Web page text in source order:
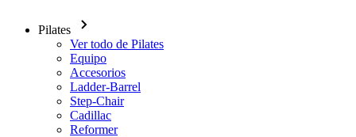
Pilates
Ver todo de Pilates
Equipo
Accesorios
Ladder-Barrel
Step-Chair
Cadillac
Reformer